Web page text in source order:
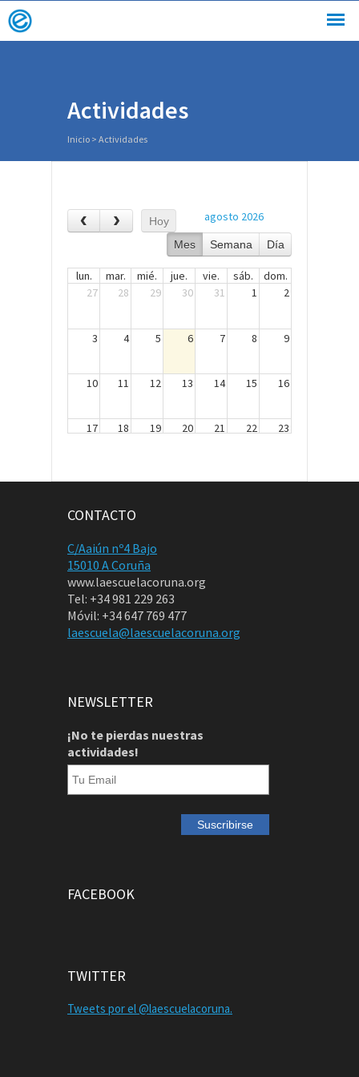
Actividades
Inicio > Actividades
Hoy
Mes
Semana Día
agosto 2026
lun. mar. mié. jue. vie. sáb.
dom.
27
28 29 30 31 1 2
3 4 5 6 7 8 9
10 11 12 13 14 15 16
17 18 19 20 21 22 23
31 1
CONTACTO
C/Aaiún nº4 Bajo
15010 A Coruña
www.laescuelacoruna.org
Tel: +34 981 229 263
Móvil: +34 647 769 477
laescuela@laescuelacoruna.org
NEWSLETTER
¡No te pierdas nuestras
actividades!
FACEBOOK
TWITTER
Tweets por el @laescuelacoruna.